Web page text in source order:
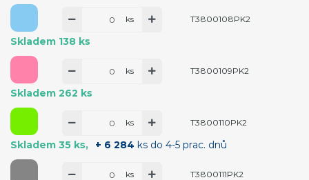
Skladem 138 ks
ks T3800108PK2
Skladem 262 ks
ks T3800109PK2
Skladem 35 ks + 6 284 ks do 4-5 prac. dnů
ks T3800110PK2
ks T3800111PK2